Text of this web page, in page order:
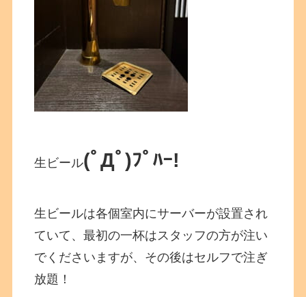
生ビール(ﾟДﾟ)ﾌﾟﾊｰ!
生ビールは各個室内にサーバーが設置され
ていて、最初の一杯はスタッフの方が注い
でくださいますが、その後はセルフで注ぎ
放題！